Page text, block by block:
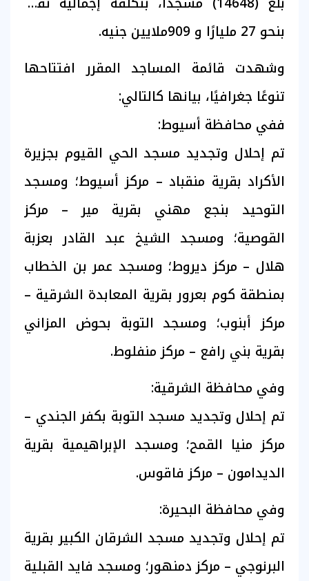
بنحو 27 مليارًا و 909ملايين جنيه.
وشهدت قائمة المساجد المقرر افتتاحها
تنوعًا جغرافيًا، بيانها كالتالي:
ففي محافظة أسيوط:
تم إحلال وتجديد مسجد الحي القيوم بجزيرة
الأكراد بقرية منقباد – مركز أسيوط؛ ومسجد
التوحيد بنجع مهني بقرية مير – مركز
القوصية؛ ومسجد الشيخ عبد القادر بعزبة
هلال – مركز ديروط؛ ومسجد عمر بن الخطاب
بمنطقة كوم بعرور بقرية المعابدة الشرقية –
مركز أبنوب؛ ومسجد التوبة بحوض المزاني
بقرية بني رافع – مركز منفلوط.
وفي محافظة الشرقية:
تم إحلال وتجديد مسجد التوبة بكفر الجندي –
مركز منيا القمح؛ ومسجد الإبراهيمية بقرية
الديدامون – مركز فاقوس.
وفي محافظة البحيرة:
تم إحلال وتجديد مسجد الشرقان الكبير بقرية
البرنوجي – مركز دمنهور؛ ومسجد فايد القبلية